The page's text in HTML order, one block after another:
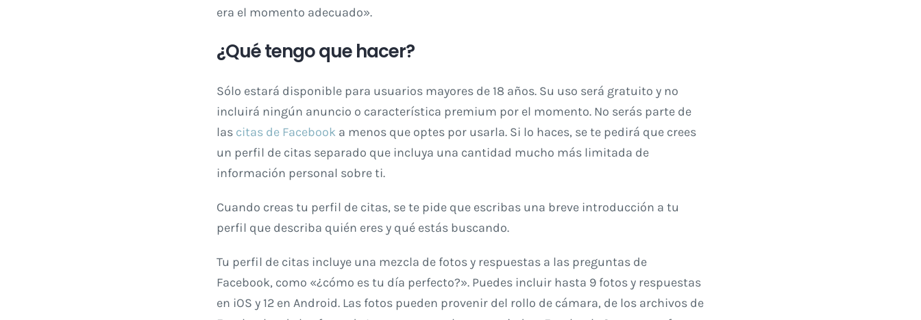
era el momento adecuado».
¿Qué tengo que hacer?
Sólo estará disponible para usuarios mayores de 18 años. Su uso será gratuito y no
incluirá ningún anuncio o característica premium por el momento. No serás parte de
las citas de Facebook a menos que optes por usarla. Si lo haces, se te pedirá que crees
un perfil de citas separado que incluya una cantidad mucho más limitada de
información personal sobre ti.
Cuando creas tu perfil de citas, se te pide que escribas una breve introducción a tu
perfil que describa quién eres y qué estás buscando.
Tu perfil de citas incluye una mezcla de fotos y respuestas a las preguntas de
Facebook, como «¿cómo es tu día perfecto?». Puedes incluir hasta 9 fotos y respuestas
en iOS y 12 en Android. Las fotos pueden provenir del rollo de cámara, de los archivos de